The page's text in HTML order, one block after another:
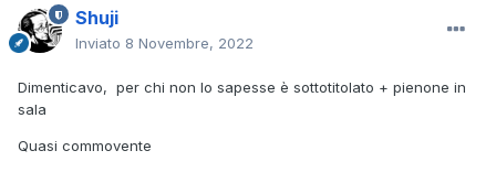
Shuji
Inviato 8 Novembre, 2022
Dimenticavo, per chi non lo sapesse è sottotitolato + pienone in
sala
Quasi commovente